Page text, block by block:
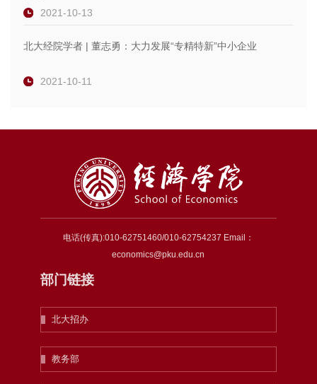
2021-10-13
北大经院学者 | 董志勇：大力发展“专精特新”中小企业
2021-10-11
电话(传真):010-62751460/010-62754237 Email：
economics@pku.edu.cn
部门链接
北大招办
教务部